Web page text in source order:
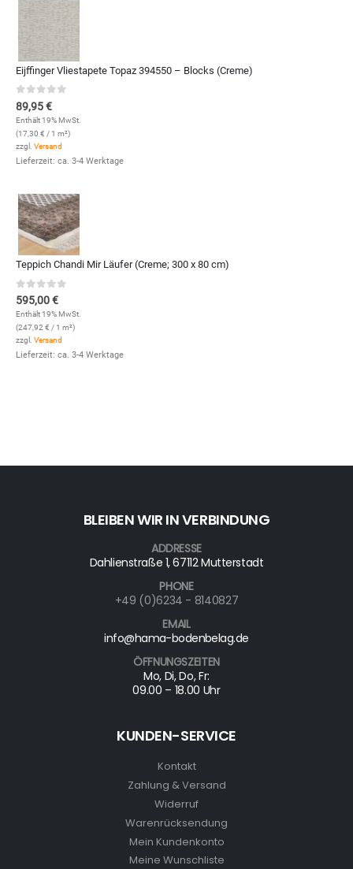
Eijffinger Vliestapete Topaz 394550 – Blocks (Creme)
0out of 5
89,95€
Enthält 19% MwSt.
(17,30 € / 1 m²)
zzgl. Versand
Lieferzeit: ca. 3-4 Werktage
Teppich Chandi Mir Läufer (Creme; 300 x 80 cm)
0out of 5
595,00€
Enthält 19% MwSt.
(247,92 € / 1 m²)
zzgl. Versand
Lieferzeit: ca. 3-4 Werktage
BLEIBEN WIR IN VERBINDUNG
ADDRESSE
Dahlienstraße 1, 67112 Mutterstadt
PHONE
+49 (0)6234 - 8140827
EMAIL
info@hama-bodenbelag.de
ÖFFNUNGSZEITEN
Mo, Di, Do, Fr:
09.00 – 18.00 Uhr
KUNDEN-SERVICE
Kontakt
Zahlung & Versand
Widerruf
Warenrücksendung
Mein Kundenkonto
Meine Wunschliste